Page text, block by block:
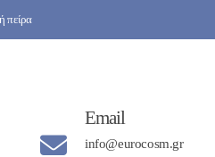
πείρα
Email
info@eurocosm.gr